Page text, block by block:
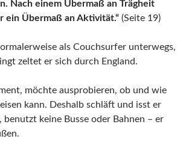
Nach einem Übermaß an Trägheit
ein Übermaß an Aktivität.“ (Seite 19)
als Couchsurfer unterwegs,
zeltet er sich durch England.
möchte ausprobieren, ob und wie
kann. Deshalb schläft und isst er
benutzt keine Busse oder Bahnen – er